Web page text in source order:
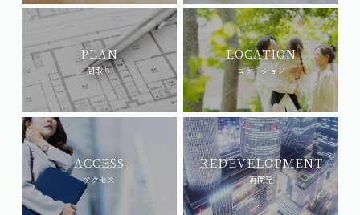
image
PLAN
間取り
LOCATION
ロケーション
ACCESS
アクセス
REDEVELOPMENT
再開発